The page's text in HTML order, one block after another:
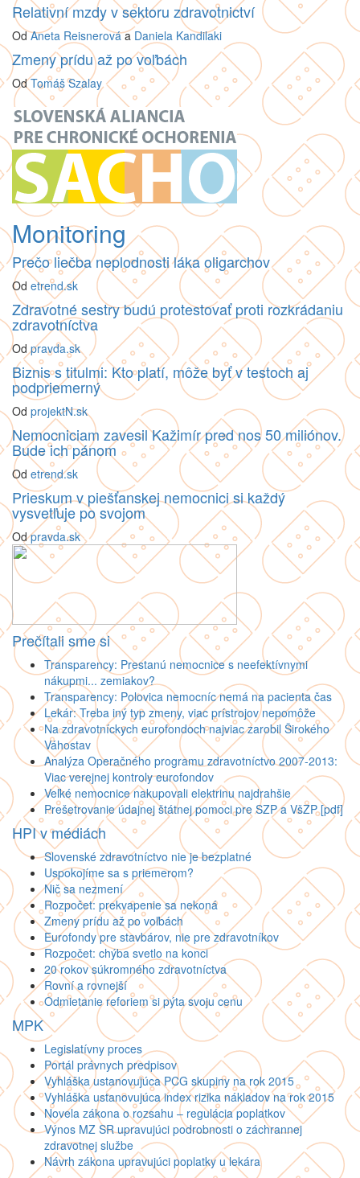
Relativní mzdy v sektoru zdravotnictví
OdAneta Reisnerováa Daniela Kandilaki
Zmeny prídu až po voľbách
OdTomáš Szalay
Monitoring
Prečo liečba neplodnosti láka oligarchov
Od etrend.sk
Zdravotné sestry budú protestovať proti rozkrádaniu
zdravotníctva
Odpravda.sk
Biznis s titulmi: Kto platí, môže byť v testoch aj
podpriemerný
Od projektN.sk
Nemocniciam zavesil Kažimír pred nos 50 miliónov.
Bude ich pánom
Od etrend.sk
Prieskum v piešťanskej nemocnici si každý
vysvetľuje po svojom
Odpravda.sk
Prečítali sme si
Transparency: Prestanú nemocnice s neefektívnymi
nákupmi... zemiakov?
Transparency: Polovica nemocníc nemá na pacienta čas
Lekár: Treba iný typ zmeny, viac prístrojov nepomôže
Na zdravotníckych eurofondoch najviac zarobil Širokého
Váhostav
Analýza Operačného programu zdravotníctvo 2007-2013:
Viac verejnej kontroly eurofondov
Veľké nemocnice nakupovali elektrinu najdrahšie
Prešetrovanie údajnej štátnej pomoci pre SZP a VšZP [pdf]
HPI v médiách
Slovenské zdravotníctvo nie je bezplatné
Uspokojíme sa s priemerom?
Nič sa nezmení
Rozpočet: prekvapenie sa nekoná
Zmeny prídu až po voľbách
Eurofondy pre stavbárov, nie pre zdravotníkov
Rozpočet: chýba svetlo na konci
20 rokov súkromného zdravotníctva
Rovní a rovnejší
Odmietanie reforiem si pýta svoju cenu
MPK
Legislatívny proces
Portál právnych predpisov
Vyhláška ustanovujúca PCG skupiny na rok 2015
Vyhláška ustanovujúca index rizika nákladov na rok 2015
Novela zákona o rozsahu – regulácia poplatkov
Výnos MZ SR upravujúci podrobnosti o záchrannej
zdravotnej službe
Návrh zákona upravujúci poplatky u lekára